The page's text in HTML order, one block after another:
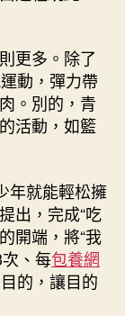
更多。除了
動，彈力帶
。別的，青
活動，如籃
年就能輕松擁
出，完成“吃
開端，將“我
、每包養網
的，讓目的